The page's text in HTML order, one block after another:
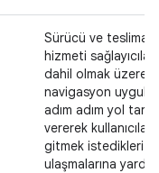
Sürücü ve teslimat
hizmeti
dahil olmak üzere
navigasyon
adım adım yol tarifi
vererek
gitmek istedikleri
ulaşmalarına